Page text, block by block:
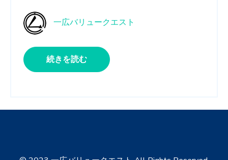
一広バリュークエスト
続きを読む